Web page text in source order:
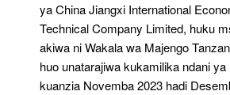
ya China Jiangxi International
Technical Company Limited, huku
akiwa ni Wakala wa Majengo
huo unatarajiwa kukamilika ndani ya
kuanzia Novemba 2023 hadi